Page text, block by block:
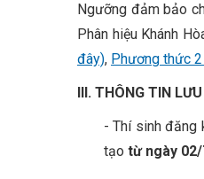
Ngưỡng đảm bảo
Phân hiệu Khánh
đây), Phương thức
III. THÔNG TIN
- Thí sinh đăng
tạo từ ngày